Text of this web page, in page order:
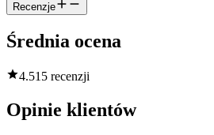
Recenzje
Średnia ocena
4.515 recenzji
Opinie klientów